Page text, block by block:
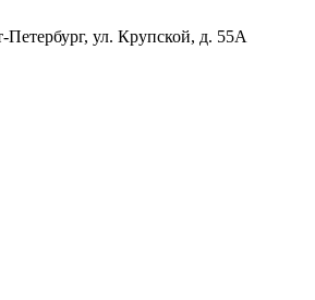
Петербург, ул. Крупской, д. 55А